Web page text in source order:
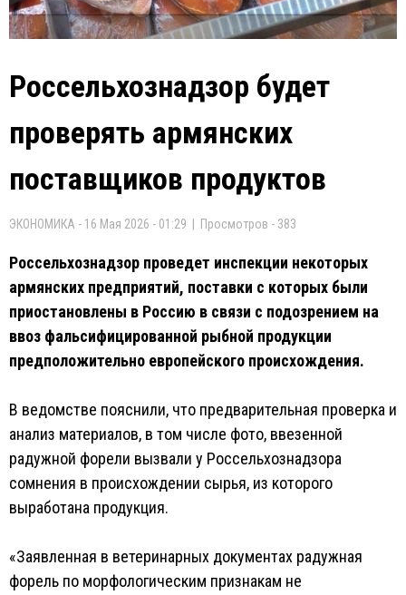
Россельхознадзор будет
проверять армянских
поставщиков продуктов
ЭКОНОМИКА - 16 Мая 2026 - 01:29 | Просмотров - 383
Россельхознадзор проведет инспекции некоторых
армянских предприятий, поставки с которых были
приостановлены в Россию в связи с подозрением на
ввоз фальсифицированной рыбной продукции
предположительно европейского происхождения.
В ведомстве пояснили, что предварительная проверка и
анализ материалов, в том числе фото, ввезенной
радужной форели вызвали у Россельхознадзора
сомнения в происхождении сырья, из которого
выработана продукция.
«‎Заявленная в ветеринарных документах радужная
форель по морфологическим признакам не